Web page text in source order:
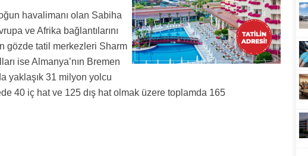
havalimanı olan Sabiha
ve Afrika bağlantılarını
gözde tatil merkezleri Sharm
ise Almanya’nın Bremen
yaklaşık 31 milyon yolcu
40 iç hat ve 125 dış hat olmak üzere toplamda 165